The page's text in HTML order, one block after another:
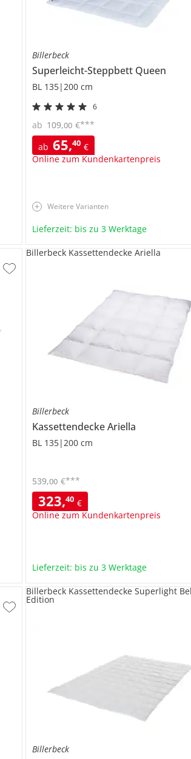
Billerbeck
Superleicht-Steppbett Queen
BL 135|200 cm
6
ab 65,40 €
Online zum Kundenkartenpreis
ab 109,00 €***
Weitere Varianten
Lieferzeit: bis zu 3 Werktage
Billerbeck
KassettendeckeAriella
BL 135|200 cm
323,40 €
Online zum Kundenkartenpreis
539,00 €***
Billerbeck Kassettendecke Ariella
Lieferzeit: bis zu 3 Werktage
Billerbeck
Billerbeck Kassettendecke Superlight
Edition